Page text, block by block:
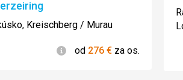
Kreischberg / Murau
Informácie
od 276 € za os.